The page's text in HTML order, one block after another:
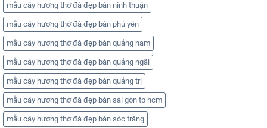
mẫu cây hương thờ đá đẹp bán ninh thuận
mẫu cây hương thờ đá đẹp bán phú yên
mẫu cây hương thờ đá đẹp bán quảng nam
mẫu cây hương thờ đá đẹp bán quảng ngãi
mẫu cây hương thờ đá đẹp bán quảng trị
mẫu cây hương thờ đá đẹp bán sài gòn tp hcm
mẫu cây hương thờ đá đẹp bán sóc trăng